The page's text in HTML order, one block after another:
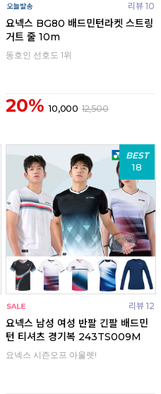
리뷰 10
요넥스 BG80 배드민턴라켓 스트링
거트 줄 10m
동호인 선호도 1위
20% 10,000 12,500
BEST
18
리뷰 12
요넥스 남성 여성 반팔 긴팔 배드민
턴 티셔츠 경기복 243TS009M
요넥스 시즌오프 아울렛!